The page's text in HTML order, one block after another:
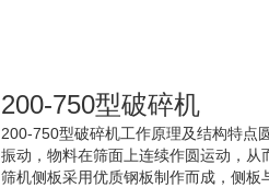
200-750型破碎机
200-750型破碎机工作原理及结构特点
振动，物料在筛面上连续作圆运动，从
筛机侧板采用优质钢板制作而成，侧